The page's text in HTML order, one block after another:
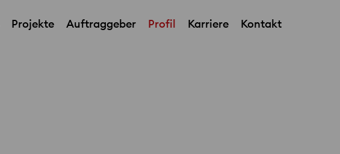
Projekte Auftraggeber Profil Karriere Kontakt
Team